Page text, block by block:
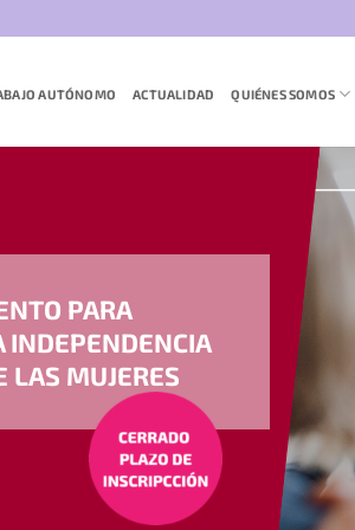
AUTÓNOMO ACTUALIDAD QUIÉNES SOMOS
PARA
INDEPENDENCIA
LAS MUJERES